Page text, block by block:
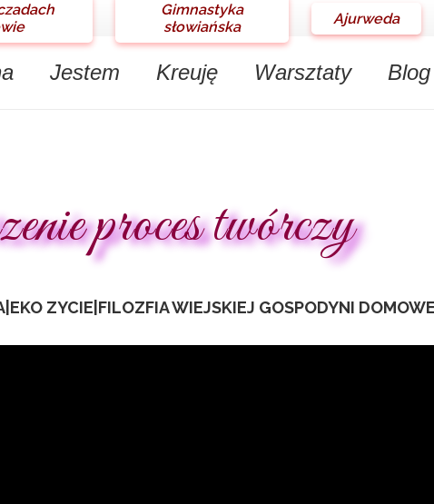
Gimnastyka
słowiańska
Ajurweda
Jestem Kreuję Warsztaty Blog
proces twórczy
EKO ZYCIE FILOZFIA WIEJSKIEJ GOSPODYNI